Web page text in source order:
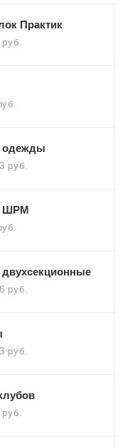
Практик
одежды
руб.
ШРМ
руб.
руб.